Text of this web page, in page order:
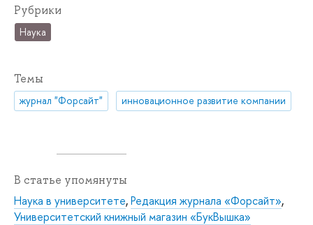
Рубрики
Наука
Темы
журнал "Форсайт" инновационное развитие компании
В статье упомянуты
Наука в университете,Редакция журнала «Форсайт»,
Университетский книжный магазин «БукВышка»